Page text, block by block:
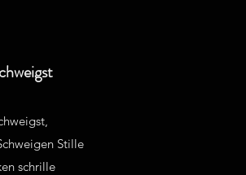
Stille
schrille